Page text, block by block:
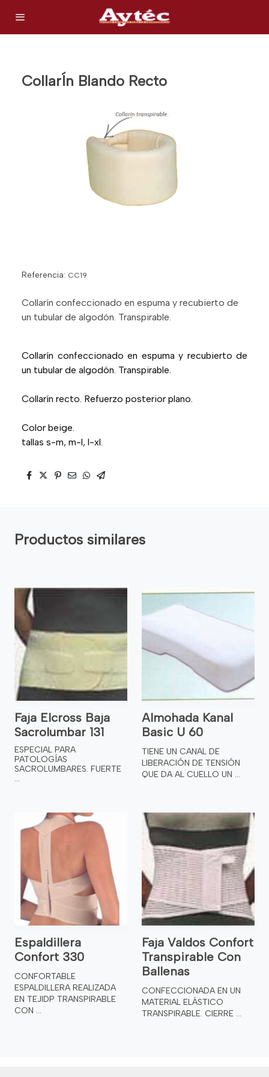
CollarÍn Blando Recto
Referencia: CC19
Collarín confeccionado en espuma y recubierto de
un tubular de algodón. Transpirable.
Collarín confeccionado en espuma y recubierto de
un tubular de algodón. Transpirable.
Collarín recto. Refuerzo posterior plano.
Color beige.
tallas s-m, m-l, l-xl.
Productos similares
Faja Elcross Baja
Sacrolumbar 131
ESPECIAL PARA
PATOLOGÍAS
SACROLUMBARES. FUERTE
...
Almohada Kanal
Basic U 60
TIENE UN CANAL DE
LIBERACIÓN DE TENSIÓN
QUE DA AL CUELLO UN ...
Espaldillera
Confort 330
CONFORTABLE
ESPALDILLERA REALIZADA
EN TEJIDP TRANSPIRABLE
CON ...
Faja Valdos Confort
Transpirable Con
Ballenas
CONFECCIONADA EN UN
MATERIAL ELÁSTICO
TRANSPIRABLE. CIERRE ...